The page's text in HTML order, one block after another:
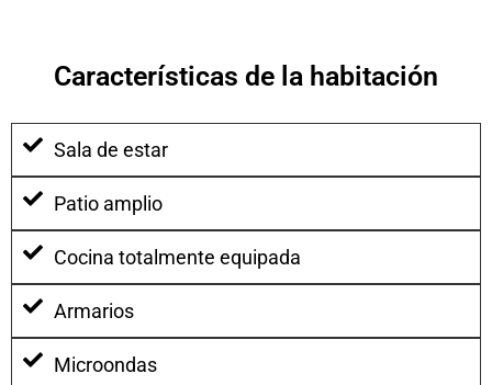
Características de la habitación
Sala de estar
Patio amplio
Cocina totalmente equipada
Armarios
Microondas